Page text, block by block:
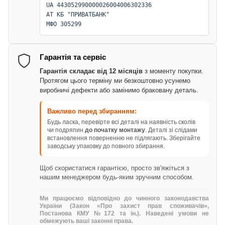
UA 443052990000026004006302336
АТ КБ "ПРИВАТБАНК"
МФО 305299
Гарантія та сервіс
Гарантія складає від 12 місяців з моменту покупки.
Протягом цього терміну ми безкоштовно усунемо
виробничі дефекти або замінимо браковану деталь.
Важливо перед збиранням:
Будь ласка, перевірте всі деталі на наявність сколів
чи подряпин до початку монтажу . Деталі зі слідами
встановлення поверненню не підлягають. Зберігайте
заводську упаковку до повного збирання.
Щоб скористатися гарантією, просто зв'яжіться з
нашим менеджером будь-яким зручним способом.
Ми працюємо відповідно до чинного законодавства
України (Закон «Про захист прав споживачів»,
Постанова КМУ №172 та ін.). Наведені умови не
обмежують ваші законні права.